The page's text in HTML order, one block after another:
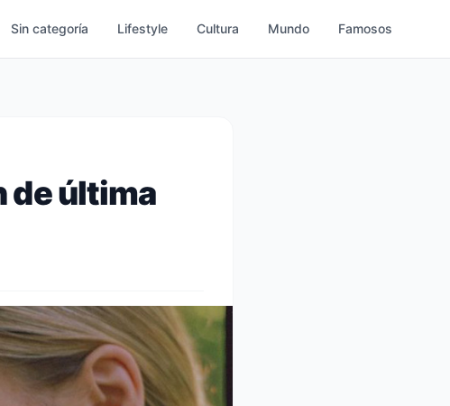
Sin categoría Lifestyle Cultura Mundo Famosos
de última